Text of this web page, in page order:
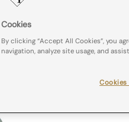
Cookies
By clicking “Accept All Cookies”, you
navigation, analyze site usage, and